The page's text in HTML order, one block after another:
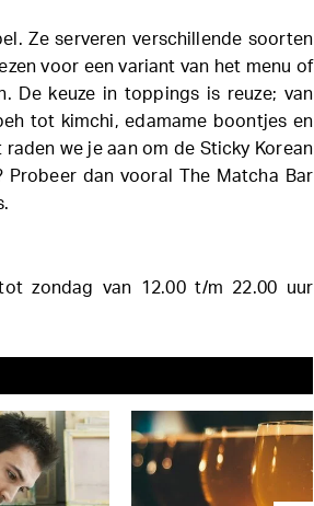
Ze serveren verschillende soorten
voor een variant van het menu of
De keuze in toppings is reuze; van
tot kimchi, edamame boontjes en
we je aan om de Sticky Korean
Probeer dan vooral The Matcha Bar
zondag van 12.00 t/m 22.00 uur